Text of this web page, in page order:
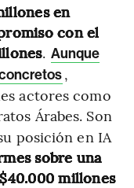
en
con el
. Aunque
,
actores como
Árabes. Son
posición en IA
sobre una
millones